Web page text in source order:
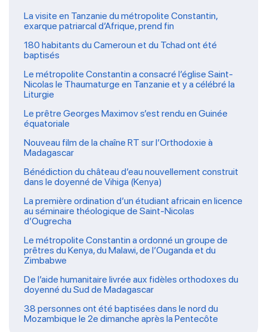
La visite en Tanzanie du métropolite Constantin,
exarque patriarcal d’Afrique, prend fin
180 habitants du Cameroun et du Tchad ont été
baptisés
Le métropolite Constantin a consacré l’église Saint-
Nicolas le Thaumaturge en Tanzanie et y a célébré la
Liturgie
Le prêtre Georges Maximov s’est rendu en Guinée
équatoriale
Nouveau film de la chaîne RT sur l’Orthodoxie à
Madagascar
Bénédiction du château d’eau nouvellement construit
dans le doyenné de Vihiga (Kenya)
La première ordination d’un étudiant africain en licence
au séminaire théologique de Saint-Nicolas
d’Ougrecha
Le métropolite Constantin a ordonné un groupe de
prêtres du Kenya, du Malawi, de l’Ouganda et du
Zimbabwe
De l’aide humanitaire livrée aux fidèles orthodoxes du
doyenné du Sud de Madagascar
38 personnes ont été baptisées dans le nord du
Mozambique le 2e dimanche après la Pentecôte